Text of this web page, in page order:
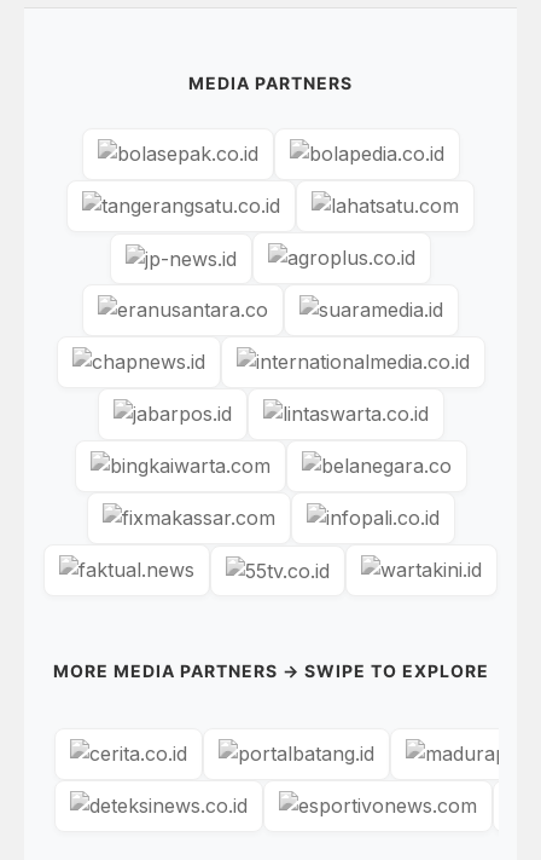
MEDIA PARTNERS
MORE MEDIA PARTNERS → SWIPE TO EXPLORE